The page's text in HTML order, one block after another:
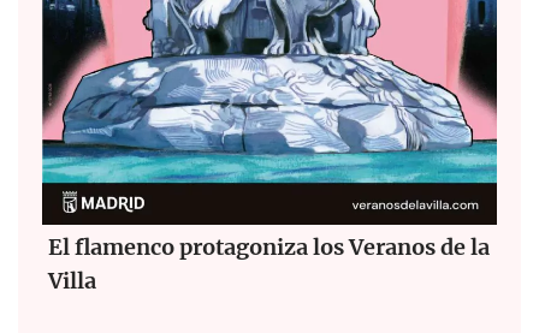
El flamenco protagoniza los Veranos de la
Villa